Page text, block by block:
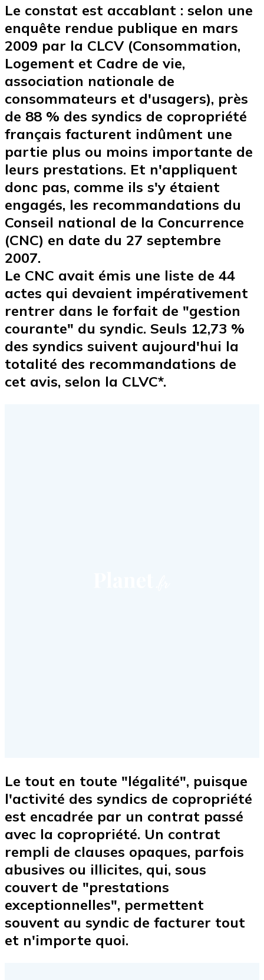
Le constat est accablant : selon une
enquête rendue publique en mars
2009 par la CLCV (Consommation,
Logement et Cadre de vie,
association nationale de
consommateurs et d'usagers), près
de 88 % des syndics de copropriété
français facturent indûment une
partie plus ou moins importante de
leurs prestations. Et n'appliquent
donc pas, comme ils s'y étaient
engagés, les recommandations du
Conseil national de la Concurrence
(CNC) en date du 27 septembre
2007.
Le CNC avait émis une liste de 44
actes qui devaient impérativement
rentrer dans le forfait de "gestion
courante" du syndic. Seuls 12,73 %
des syndics suivent aujourd'hui la
totalité des recommandations de
cet avis, selon la CLVC*.
Le tout en toute "légalité", puisque
l'activité des syndics de copropriété
est encadrée par un contrat passé
avec la copropriété. Un contrat
rempli de clauses opaques, parfois
abusives ou illicites, qui, sous
couvert de "prestations
exceptionnelles", permettent
souvent au syndic de facturer tout
et n'importe quoi.